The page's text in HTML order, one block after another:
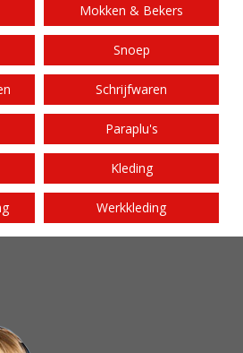
Mokken & Bekers
Snoep
Schrijfwaren
Paraplu's
Kleding
Werkkleding